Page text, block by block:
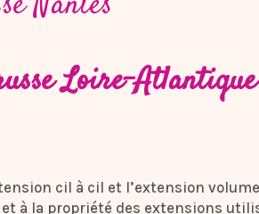
Loire-
cil à cil et l’extension
à la propriété des extensions